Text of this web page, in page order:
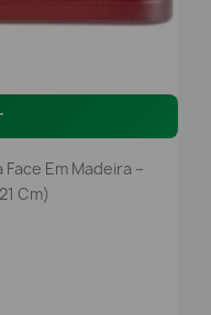
Em Madeira –
Cm)